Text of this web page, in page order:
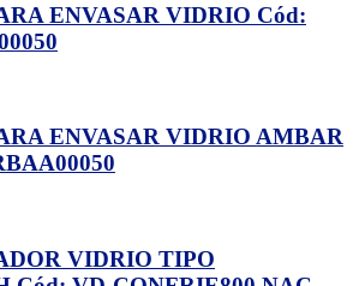
ENVASAR VIDRIO Cód:
ENVASAR VIDRIO AMBAR
VIDRIO TIPO